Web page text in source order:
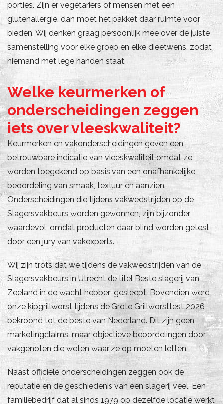
porties. Zijn er vegetariërs of mensen met een
glutenallergie, dan moet het pakket daar ruimte voor
bieden. Wij denken graag persoonlijk mee over de juiste
samenstelling voor elke groep en elke dieetwens, zodat
niemand met lege handen staat.
Welke keurmerken of
onderscheidingen zeggen
iets over vleeskwaliteit?
Keurmerken en vakonderscheidingen geven een
betrouwbare indicatie van vleeskwaliteit omdat ze
worden toegekend op basis van een onafhankelijke
beoordeling van smaak, textuur en aanzien.
Onderscheidingen die tijdens vakwedstrijden op de
Slagersvakbeurs worden gewonnen, zijn bijzonder
waardevol, omdat producten daar blind worden getest
door een jury van vakexperts.
Wij zijn trots dat we tijdens de vakwedstrijden van de
Slagersvakbeurs in Utrecht de titel Beste slagerij van
Zeeland in de wacht hebben gesleept. Bovendien werd
onze kipgrillworst tijdens de Grote Grillworsttest 2026
bekroond tot de beste van Nederland. Dit zijn geen
marketingclaims, maar objectieve beoordelingen door
vakgenoten die weten waar ze op moeten letten.
Naast officiële onderscheidingen zeggen ook de
reputatie en de geschiedenis van een slagerij veel. Een
familiebedrijf dat al sinds 1979 op dezelfde locatie werkt